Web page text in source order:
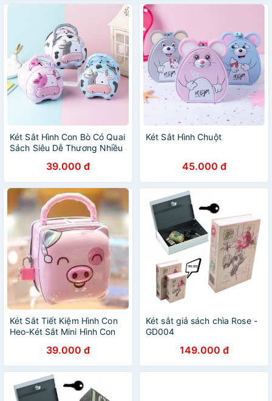
Két Sắt Hình Con Bò Có Quai
Sách Siêu Dễ Thương Nhiều
39.000 đ
Két Sắt Hình Chuột
45.000 đ
Két Sắt Tiết Kiệm Hình Con
Heo-Két Sắt Mini Hình Con
39.000 đ
Két sắt giả sách chìa Rose -
GD004
149.000 đ